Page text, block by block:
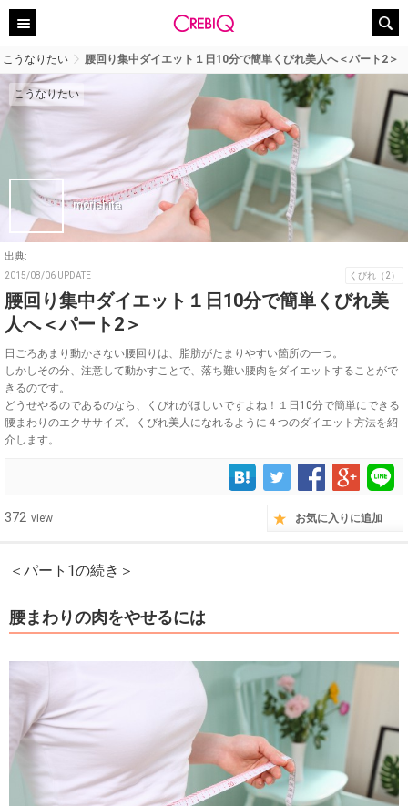
こうなりたい 腰回り集中ダイエット１日10分で簡単くびれ美人へ＜パート2＞
こうなりたい
morishita
出典:
2015/08/06 UPDATE くびれ（2）
腰回り集中ダイエット１日10分で簡単くびれ美
人へ＜パート2＞
日ごろあまり動かさない腰回りは、脂肪がたまりやすい箇所の一つ。
しかしその分、注意して動かすことで、落ち難い腰肉をダイエットすることがで
きるのです。
どうせやるのであるのなら、くびれがほしいですよね！１日10分で簡単にできる
腰まわりのエクササイズ。くびれ美人になれるように４つのダイエット方法を紹
介します。
372 view お気に入りに追加
＜パート1の続き＞
腰まわりの肉をやせるには